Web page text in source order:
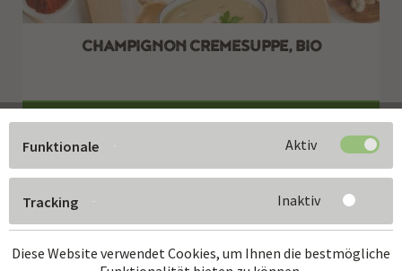
CHAMPIGNON CREMESUPPE, BIO
Zum Produkt
Funktionale Aktiv
Tracking Inaktiv
Diese Website verwendet Cookies, um Ihnen die bestmögliche